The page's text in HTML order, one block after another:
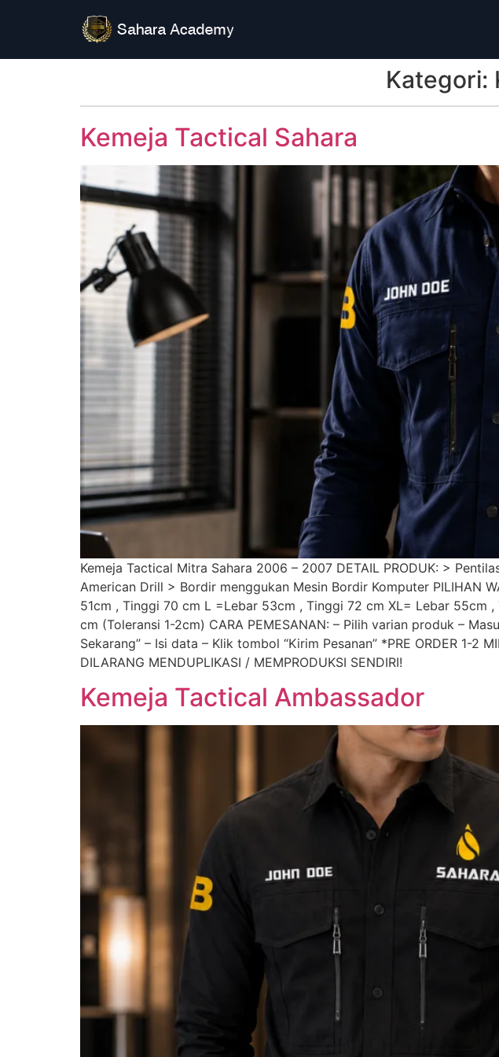
Kategori:
Kemeja Tactical Sahara
Kemeja Tactical Mitra Sahara 2006 – 2007 DETAIL PRODUK: >
American Drill > Bordir menggukan Mesin Bordir Komputer PILIHAN
51cm , Tinggi 70 cm L =Lebar 53cm , Tinggi 72 cm XL= Lebar 55cm
cm (Toleransi 1-2cm) CARA PEMESANAN: – Pilih varian produk –
Sekarang” – Isi data – Klik tombol “Kirim Pesanan” *PRE ORDER 1-2
DILARANG MENDUPLIKASI / MEMPRODUKSI SENDIRI!
Kemeja Tactical Ambassador